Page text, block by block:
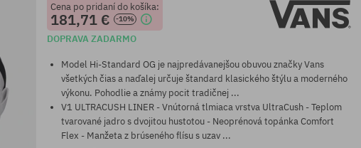
Cena po pridaní do košíka:
181,71 € -10%
DOPRAVA ZADARMO
Model Hi-Standard OG je najpredávanejšou obuvou značky Vans
všetkých čias a naďalej určuje štandard klasického štýlu a moderného
výkonu. Pohodlie a známy pocit tradičnej ...
V1 ULTRACUSH LINER - Vnútorná tlmiaca vrstva UltraCush - Teplom
tvarované jadro s dvojitou hustotou - Neoprénová topánka Comfort
Flex - Manžeta z brúseného flísu s uzav ...